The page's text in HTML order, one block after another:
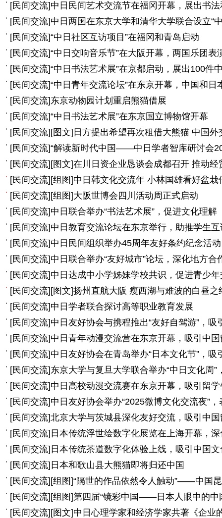
[民间交流]中日民间艺术交流节在福冈开幕，展出书
[民间交流]中日两国在东京大学和清华大学联合设立“
[民间交流]“中日社区互访项目”在福冈和青岛启动
[民间交流]“中日交响音乐节”在大阪开幕，两国乐团表
[民间交流]“中日书法艺术展”在京都启动，展出100件
[民间交流]“中日青年交流论坛”在东京开幕，中国和日
[民间交流]东京动物园计划重启熊猫借展
[民间交流]“中日书法艺术展”在东京国立博物馆开幕
[民间交流] [图文] 日方提出希望再次租借大熊猫 中国外
[民间交流]“解读新时代中国——中日学者智库研讨会
[民间交流] [图文]在川日资企业恳谈会成都召开 推动经
[民间交流] [组图]中日韩文化交流年 小林国雄看好盆栽
[民间交流] [组图]大阪世博会四川活动周正式启动
[民间交流]中日联合举办“书法艺术展”，促进文化理解
[民间交流]中日教育交流论坛在东京举行，助推学生互
[民间交流]中日民间组织举办45周年友好条约纪念活动
[民间交流]中日联合举办“友好城市”论坛，深化地方合
[民间交流]中日达成中小学姊妹学校共识，促进青少年
[民间交流] [图文]扬州直航大阪 瘦西湖与难波的白昼之
[民间交流]中日学者联合探讨高等职业教育发展
[民间交流]中日友好协会与携程推出“友好自驾游”，吸
[民间交流]中日青年动漫交流营在东京开幕，吸引中
[民间交流]中日友好协会在青岛举办“日本文化节”，吸
[民间交流]东京大学与复旦大学联合举办“中日文化周”
[民间交流]中日高校动漫交流赛在东京开幕，吸引留学
[民间交流]中日友好协会举办“2025微博文化交流夜”
[民间交流]北京大学与茨城县深化友好交流，吸引中
[民间交流] 日本传统浮世绘数字化展览在上海开幕，
[民间交流] 日本传统茶道数字化体验上线，吸引中国
[民间交流] 日本和歌山县大熊猫即将归还中国
[民间交流] [组图]“隔世的作品依然令人触动”——中国
[民间交流] [组图]第四届“镜彩中国——日本人眼中的中
[民间交流] [图文]中日心理学家和经济学家共著《企业